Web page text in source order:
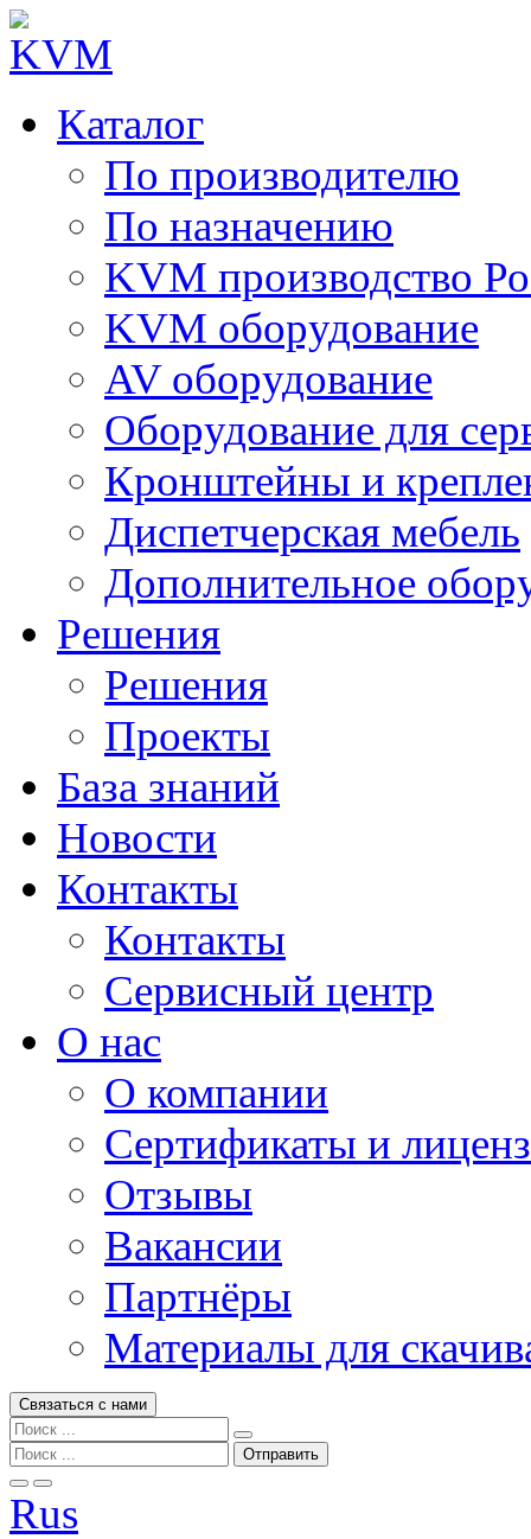
Каталог
По производителю
По назначению
KVM производство
KVM оборудование
AV оборудование
Оборудование для
Кронштейны и
Диспетчерская мебель
Дополнительное
Решения
Решения
Проекты
База знаний
Новости
Контакты
Контакты
Сервисный центр
О нас
О компании
Сертификаты и
Отзывы
Вакансии
Партнёры
Материалы для
Связаться с нами
Rus